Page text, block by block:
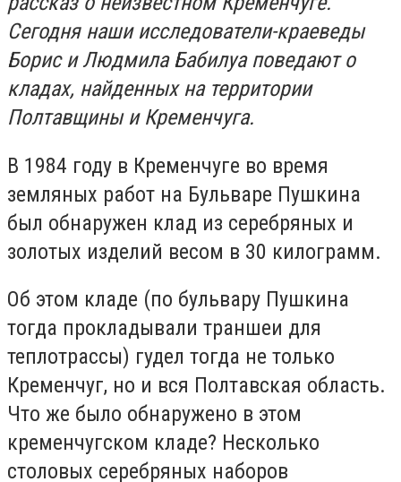
Сегодня наши исследователи-краеведы
Борис и Людмила Бабилуа поведают о
кладах, найденных на территории
Полтавщины и Кременчуга.
В 1984 году в Кременчуге во время
земляных работ на Бульваре Пушкина
был обнаружен клад из серебряных и
золотых изделий весом в 30 килограмм.
Об этом кладе (по бульвару Пушкина
тогда прокладывали траншеи для
теплотрассы) гудел тогда не только
Кременчуг, но и вся Полтавская область.
Что же было обнаружено в этом
кременчугском кладе? Несколько
столовых серебряных наборов